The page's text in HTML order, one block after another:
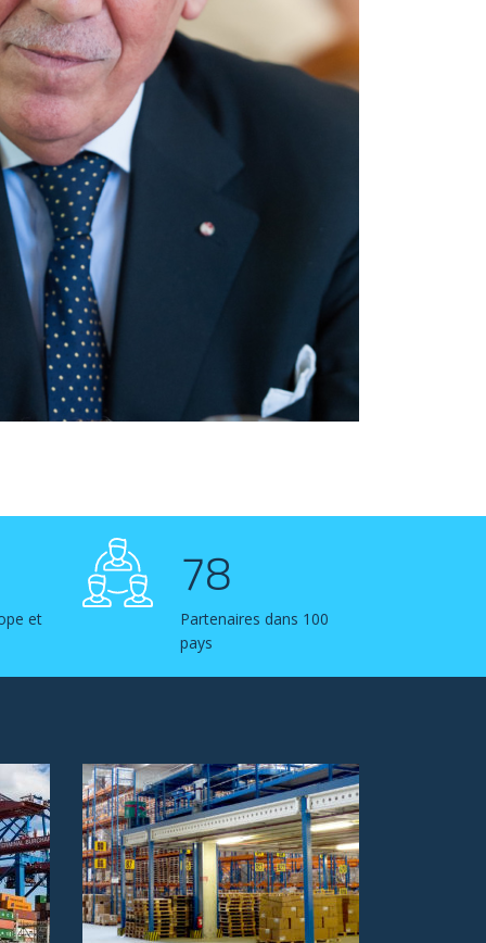
et
78
Partenaires dans 100
pays